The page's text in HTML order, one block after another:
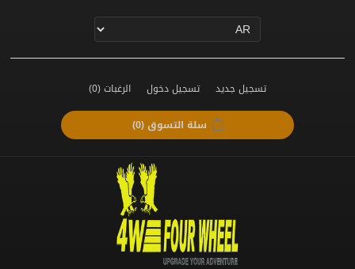
تسجيل جديد تسجيل دخول الرغبات(0)
سلة التسوق(0)